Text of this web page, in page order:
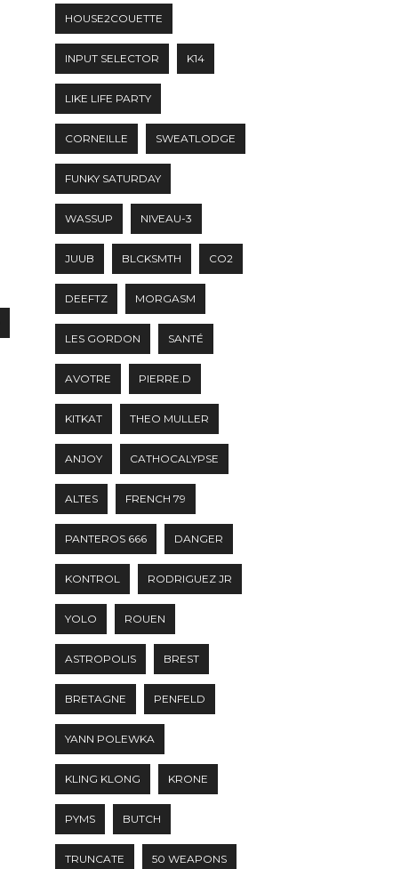
HOUSE2COUETTE
INPUT SELECTOR K14
LIKE LIFE PARTY
CORNEILLE SWEATLODGE
FUNKY SATURDAY
WASSUP NIVEAU-3
JUUB BLCKSMTH CO2
DEEFTZ MORGASM
LES GORDON SANTÉ
AVOTRE PIERRE.D
KITKAT THEO MULLER
ANJOY CATHOCALYPSE
ALTES FRENCH 79
PANTEROS 666 DANGER
KONTROL RODRIGUEZ JR
YOLO ROUEN
ASTROPOLIS BREST
BRETAGNE PENFELD
YANN POLEWKA
KLING KLONG KRONE
PYMS BUTCH
TRUNCATE 50 WEAPONS